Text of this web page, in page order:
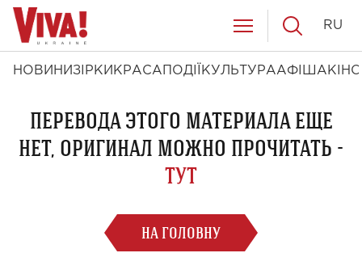
НОВИНИ ЗІРКИ КРАСА ПОДІЇ КУЛЬТУРААФІША КІНО
RU
ПЕРЕВОДА ЭТОГО МАТЕРИАЛА ЕЩЕ
НЕТ, ОРИГИНАЛ МОЖНО ПРОЧИТАТЬ -
ТУТ
НА ГОЛОВНУ